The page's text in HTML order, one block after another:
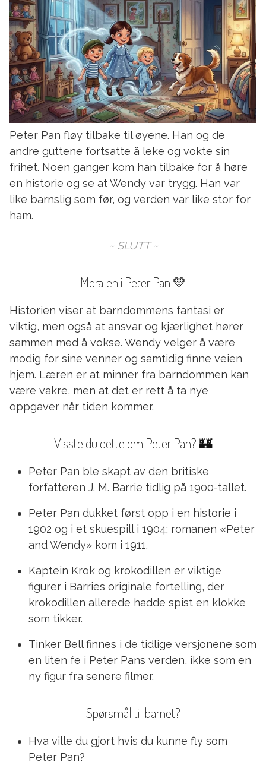
Peter Pan fløy tilbake til øyene. Han og de
andre guttene fortsatte å leke og vokte sin
frihet. Noen ganger kom han tilbake for å høre
en historie og se at Wendy var trygg. Han var
like barnslig som før, og verden var like stor for
ham.
~ SLUTT ~
Moralen i Peter Pan 💛
Historien viser at barndommens fantasi er
viktig, men også at ansvar og kjærlighet hører
sammen med å vokse. Wendy velger å være
modig for sine venner og samtidig finne veien
hjem. Læren er at minner fra barndommen kan
være vakre, men at det er rett å ta nye
oppgaver når tiden kommer.
Visste du dette om Peter Pan? 🏰
Peter Pan ble skapt av den britiske
forfatteren J. M. Barrie tidlig på 1900-tallet.
Peter Pan dukket først opp i en historie i
1902 og i et skuespill i 1904; romanen «Peter
and Wendy» kom i 1911.
Kaptein Krok og krokodillen er viktige
figurer i Barries originale fortelling, der
krokodillen allerede hadde spist en klokke
som tikker.
Tinker Bell finnes i de tidlige versjonene som
en liten fe i Peter Pans verden, ikke som en
ny figur fra senere filmer.
Spørsmål til barnet?
Hva ville du gjort hvis du kunne fly som
Peter Pan?